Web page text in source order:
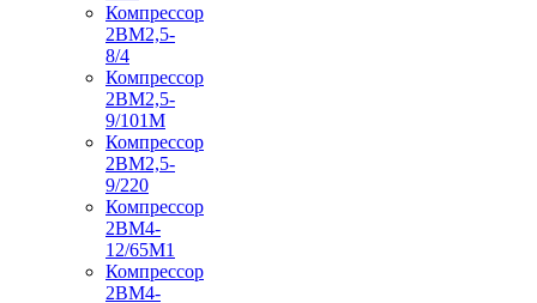
Компрессор
2ВМ2,5-
8/4
Компрессор
2ВМ2,5-
9/101М
Компрессор
2ВМ2,5-
9/220
Компрессор
2ВМ4-
12/65М1
Компрессор
2ВМ4-